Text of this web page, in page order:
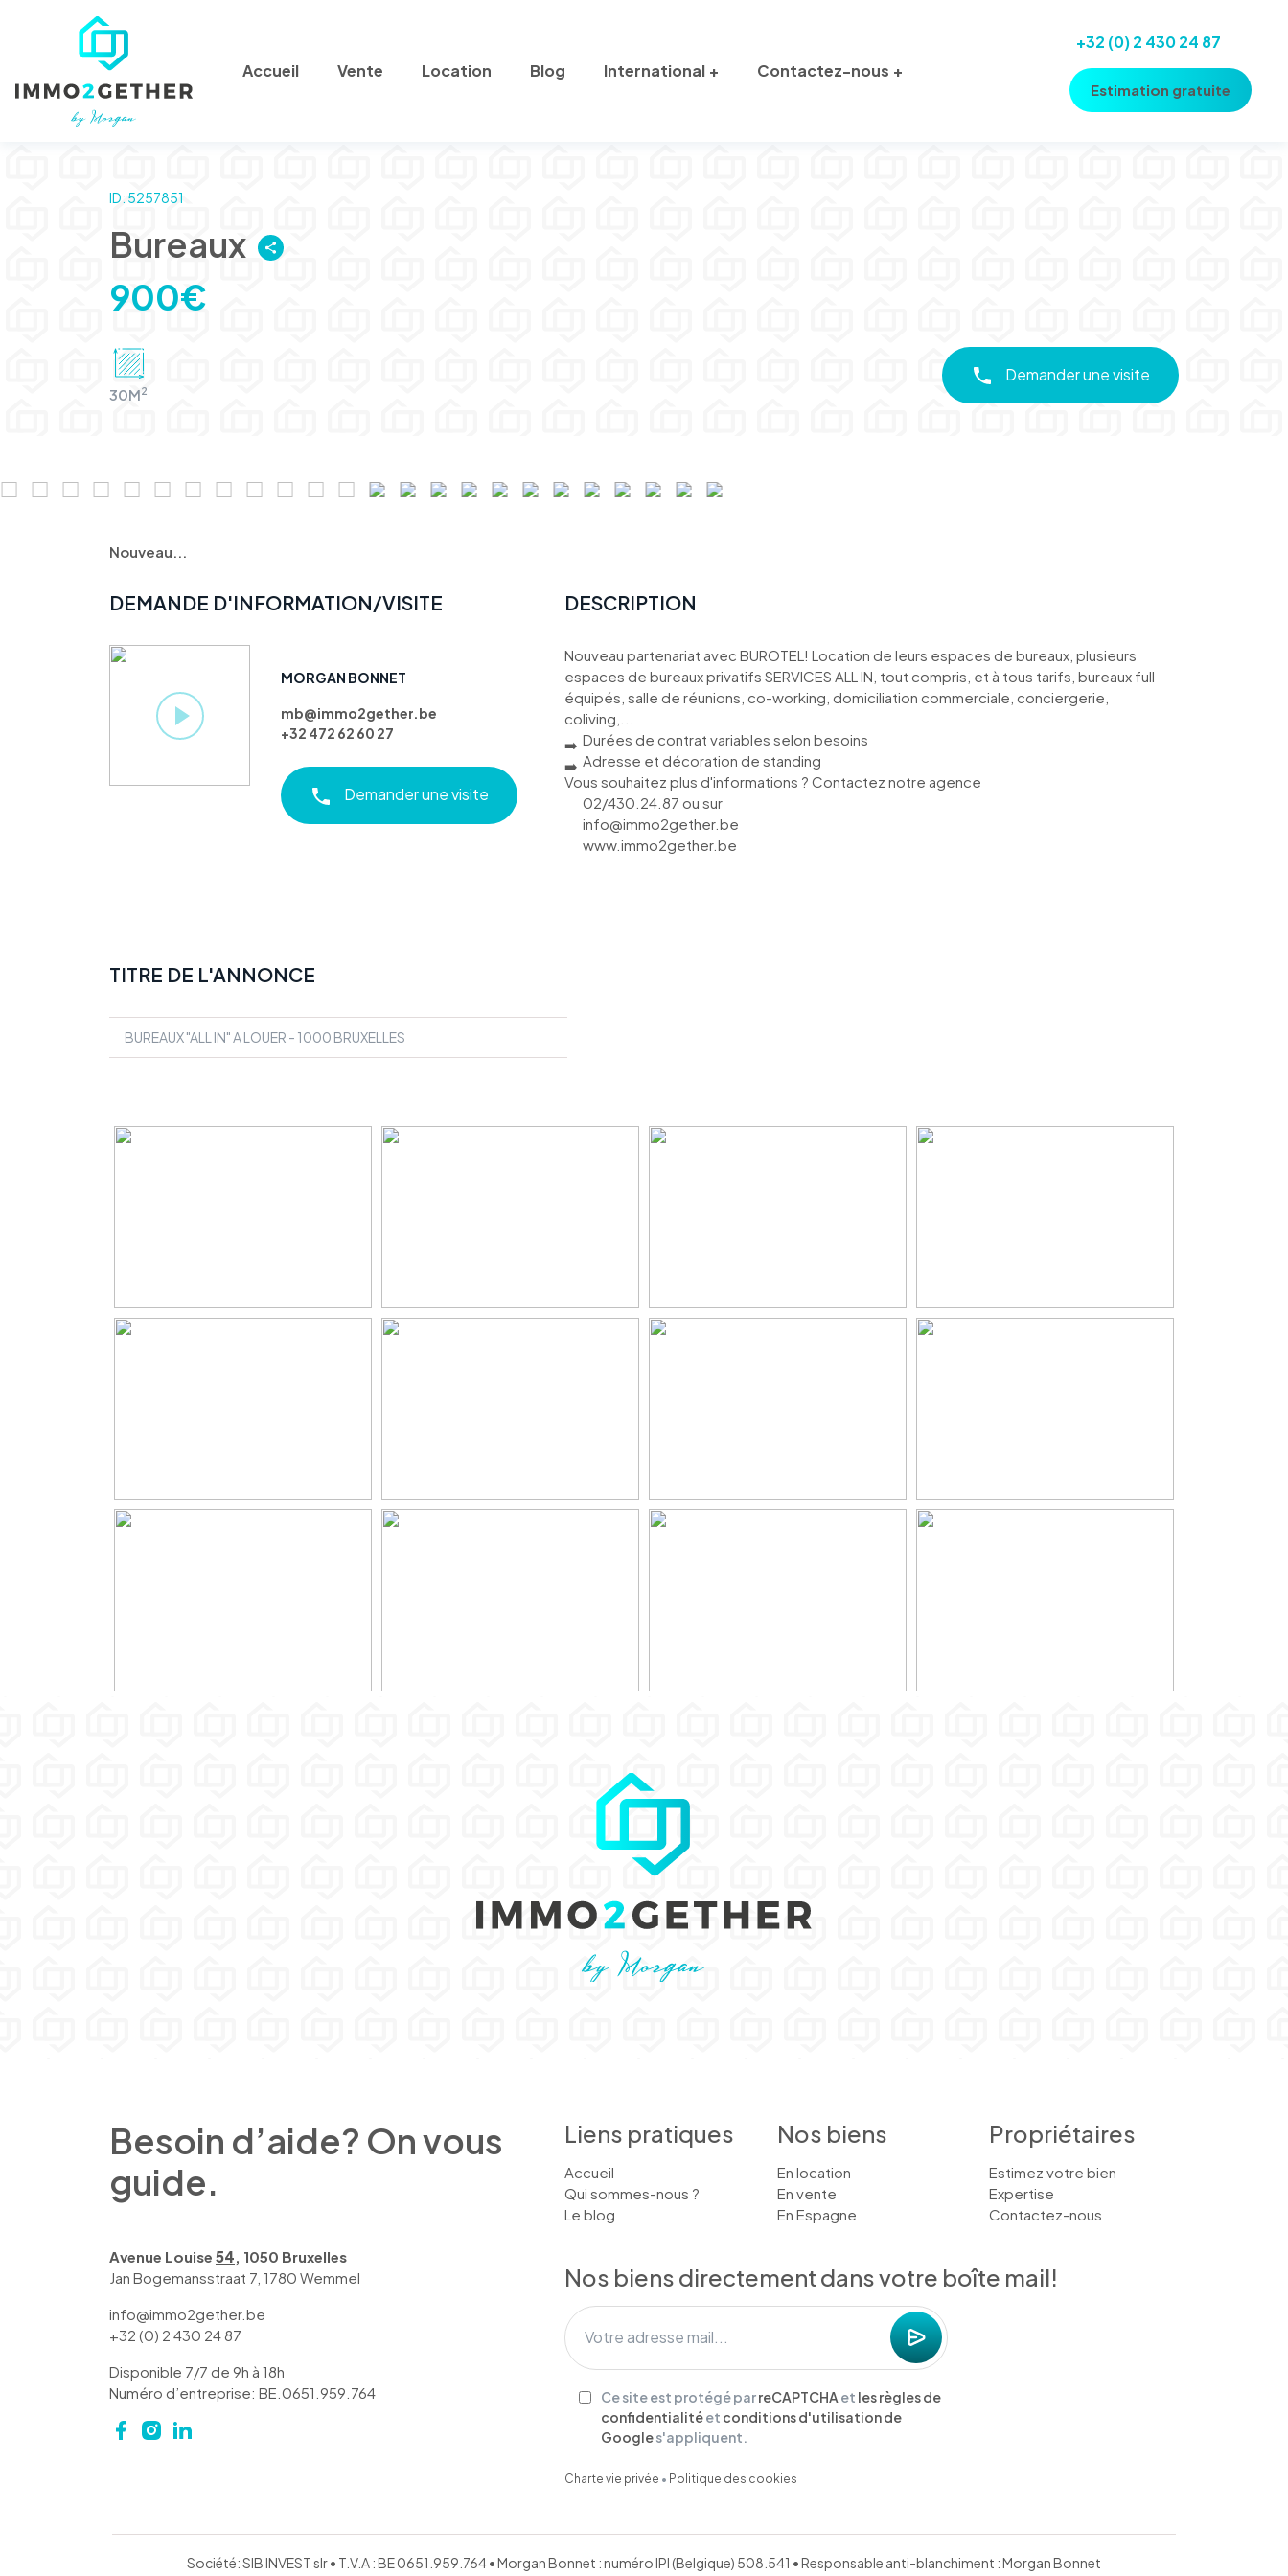
Accueil Vente Location Blog International Contactez-nous
+32 (0) 2 430 24 87
Estimation gratuite
ID: 5257851
Bureaux
900€
30M2
Demander une visite
Nouveau...
DEMANDE D'INFORMATION/VISITE
MORGAN BONNET
mb@immo2gether.be
+32 472 62 60 27
Demander une visite
DESCRIPTION
Nouveau partenariat avec BUROTEL! Location de leurs espaces de bureaux, plusieurs
espaces de bureaux privatifs SERVICES ALL IN, tout compris, et à tous tarifs, bureaux full
équipés, salle de réunions, co-working, domiciliation commerciale, conciergerie,
coliving,...
Durées de contrat variables selon besoins
Adresse et décoration de standing
Vous souhaitez plus d'informations ? Contactez notre agence
02/430.24.87 ou sur
info@immo2gether.be
www.immo2gether.be
TITRE DE L'ANNONCE
BUREAUX "ALL IN" A LOUER - 1000 BRUXELLES
Besoin d’aide? On vous
guide.
Avenue Louise 54 , 1050 Bruxelles
Jan Bogemansstraat 7, 1780 Wemmel
info@immo2gether.be
+32 (0) 2 430 24 87
Disponible 7/7 de 9h à 18h
Numéro d’entreprise: BE.0651.959.764
Liens pratiques
Accueil
Qui sommes-nous ?
Le blog
Nos biens
En location
En vente
En Espagne
Propriétaires
Estimez votre bien
Expertise
Contactez-nous
Nos biens directement dans votre boîte mail!
Ce site est protégé parreCAPTCHA et les règles de
confidentialitéet conditions d'utilisation de
Googles'appliquent.
Charte vie privée • Politique des cookies
Société: SIB INVEST slr • T.V.A : BE 0651.959.764 • Morgan Bonnet : numéro IPI (Belgique) 508.541 • Responsable anti-blanchiment : Morgan Bonnet